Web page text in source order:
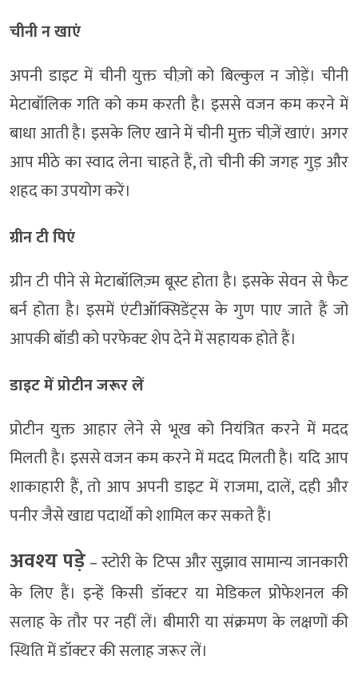
चीनी न खाएं
अपनी डाइट में चीनी युक्त चीज़ों को बिल्कुल न जोड़ें। चीनी
मेटाबॉलिक गति को कम करती है। इससे वजन कम करने में
बाधा आती है। इसके लिए खाने में चीनी मुक्त चीज़ें खाएं। अगर
आप मीठे का स्वाद लेना चाहते हैं, तो चीनी की जगह गुड़ और
शहद का उपयोग करें।
ग्रीन टी पिएं
ग्रीन टी पीने से मेटाबॉलिज़्म बूस्ट होता है। इसके सेवन से फैट
बर्न होता है। इसमें एंटीऑक्सिडेंट्स के गुण पाए जाते हैं जो
आपकी बॉडी को परफेक्ट शेप देने में सहायक होते हैं।
डाइट में प्रोटीन जरूर लें
प्रोटीन युक्त आहार लेने से भूख को नियंत्रित करने में मदद
मिलती है। इससे वजन कम करने में मदद मिलती है। यदि आप
शाकाहारी हैं, तो आप अपनी डाइट में राजमा, दालें, दही और
पनीर जैसे खाद्य पदार्थों को शामिल कर सकते हैं।
अवश्‍य पड़े– स्टोरी के टिप्स और सुझाव सामान्य जानकारी
के लिए हैं। इन्हें किसी डॉक्टर या मेडिकल प्रोफेशनल की
सलाह के तौर पर नहीं लें। बीमारी या संक्रमण के लक्षणों की
स्थिति में डॉक्टर की सलाह जरूर लें।